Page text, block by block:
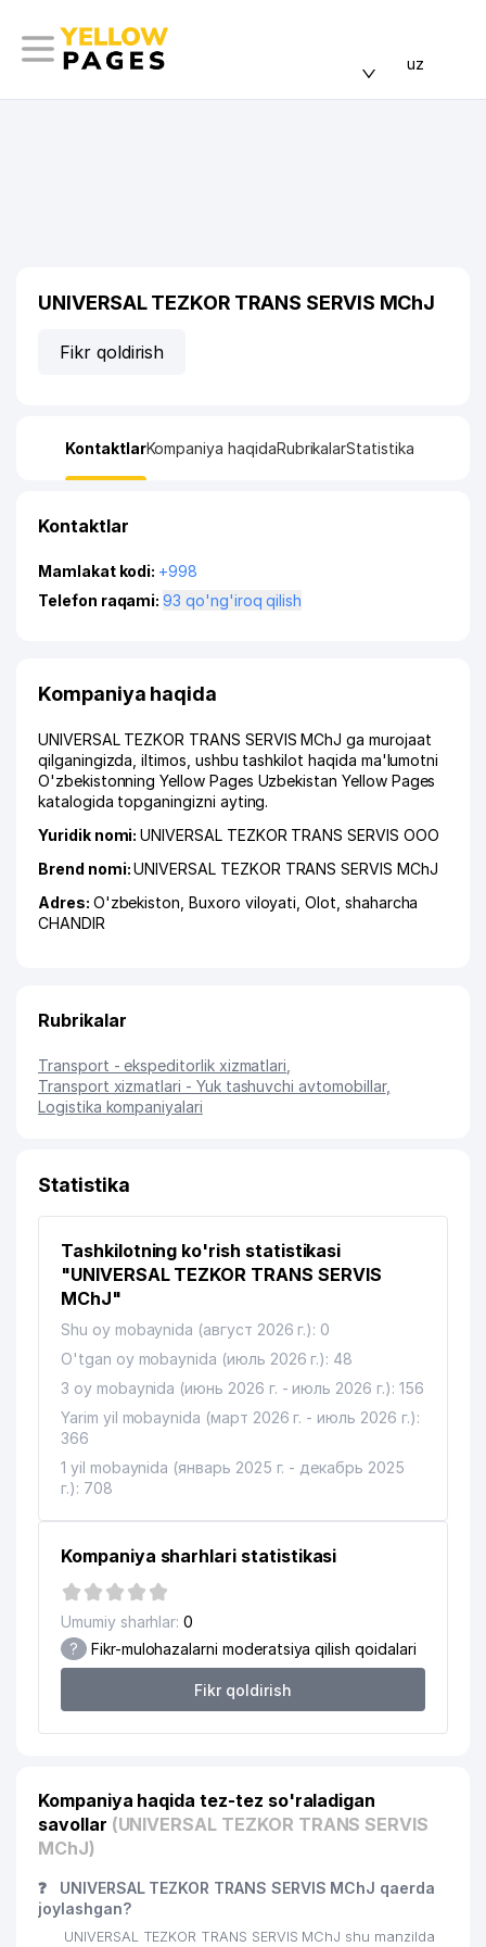
uz
UNIVERSAL TEZKOR TRANS SERVIS MChJ
Fikr qoldirish
KontaktlarKompaniya haqidaRubrikalarStatistika
Kontaktlar
Mamlakat kodi: +998
Telefon raqami:
93 qo'ng'iroq qilish
Kompaniya haqida
UNIVERSAL TEZKOR TRANS SERVIS MChJ ga murojaat
qilganingizda, iltimos, ushbu tashkilot haqida ma'lumotni
O'zbekistonning Yellow Pages Uzbekistan Yellow Pages
katalogida topganingizni ayting.
Yuridik nomi:UNIVERSAL TEZKOR TRANS SERVIS ООО
Brend nomi:UNIVERSAL TEZKOR TRANS SERVIS MChJ
Adres: O'zbekiston,Buxoro viloyati ,Olot shaharcha
CHANDIR
Rubrikalar
Transport - ekspeditorlik xizmatlari
Transport xizmatlari - Yuk tashuvchi avtomobillar,
Logistika kompaniyalari
Statistika
Tashkilotning ko'rish statistikasi
"UNIVERSAL TEZKOR TRANS SERVIS
MChJ"
Shu oy mobaynida (август 2026 г.): 0
O'tgan oy mobaynida (июль 2026 г.): 48
3 oy mobaynida (июнь 2026 г. - июль 2026 г.): 156
Yarim yil mobaynida (март 2026 г. - июль 2026 г.):
366
1 yil mobaynida (январь 2025 г. - декабрь 2025
г.): 708
Kompaniya sharhlari statistikasi
Umumiy sharhlar: 0
? Fikr-mulohazalarni moderatsiya qilish qoidalari
Fikr qoldirish
Kompaniya haqida tez-tez so'raladigan
savollar (UNIVERSAL TEZKOR TRANS SERVIS
MChJ)
❓
UNIVERSAL TEZKOR TRANS SERVIS MChJ qaerda
joylashgan?
UNIVERSAL TEZKOR TRANS SERVIS MChJ shu manzilda